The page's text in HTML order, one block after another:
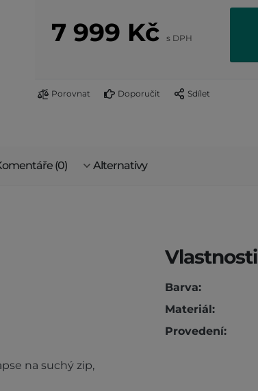
7 999 Kč s DPH
Porovnat Doporučit Sdílet
(0) Alternativy
na suchý zip,
Vlastnosti
Barva:
Materiál:
Provedení: